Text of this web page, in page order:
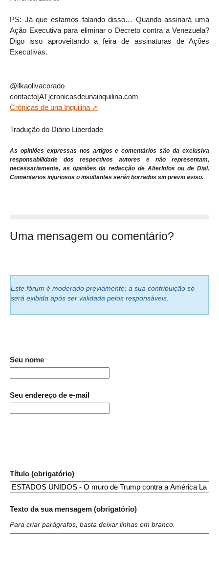
PS: Já que estamos falando disso… Quando assinará uma
Ação Executiva para eliminar o Decreto contra a Venezuela?
Digo isso aproveitando a feira de assinaturas de Ações
Executivas.
@ilkaolivacorado
contacto[AT]cronicasdeunainquilina.com
Crónicas de una Inquilina
Tradução do Diário Liberdade
As opiniões expressas nos artigos e comentários são da exclusiva
responsabilidade dos respectivos autores e não representam,
necessariamente, as opiniões da redacção de AlterInfos ou de Dial.
Comentarios injuriosos o insultantes serán borrados sin previo aviso.
Uma mensagem ou comentário?
Este fórum é moderado previamente: a sua contribuição só
será exibida após ser validada pelos responsáveis.
Seu nome
Seu endereço de e-mail
Título (obrigatório)
Texto da sua mensagem (obrigatório)
Para criar parágrafos, basta deixar linhas em branco.